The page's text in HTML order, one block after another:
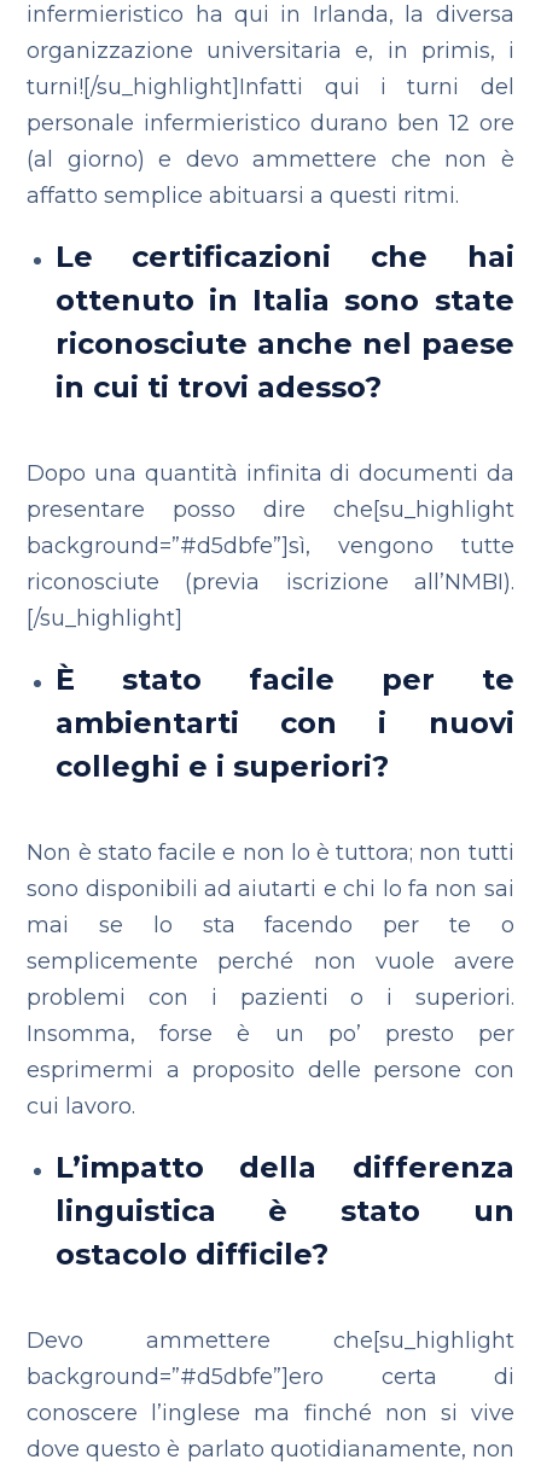
infermieristico ha qui in Irlanda, la diversa
organizzazione universitaria e, in primis, i
turni![/su_highlight]Infatti qui i turni del
personale infermieristico durano ben 12 ore
(al giorno) e devo ammettere che non è
affatto semplice abituarsi a questi ritmi.
Le certificazioni che hai
ottenuto in Italia sono state
riconosciute anche nel paese
in cui ti trovi adesso?
Dopo una quantità infinita di documenti da
presentare posso dire che[su_highlight
background=”#d5dbfe”]sì, vengono tutte
riconosciute (previa iscrizione all’NMBI).
[/su_highlight]
È stato facile per te
ambientarti con i nuovi
colleghi e i superiori?
Non è stato facile e non lo è tuttora; non tutti
sono disponibili ad aiutarti e chi lo fa non sai
mai se lo sta facendo per te o
semplicemente perché non vuole avere
problemi con i pazienti o i superiori.
Insomma, forse è un po’ presto per
esprimermi a proposito delle persone con
cui lavoro.
L’impatto della differenza
linguistica è stato un
ostacolo difficile?
Devo ammettere che[su_highlight
background=”#d5dbfe”]ero certa di
conoscere l’inglese ma finché non si vive
dove questo è parlato quotidianamente, non